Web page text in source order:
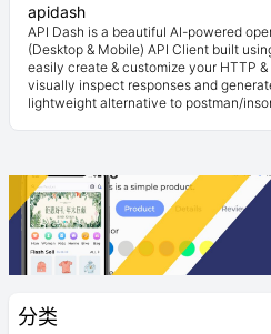
分类
apidash
API Dash is a beautiful AI-powered
(Desktop & Mobile) API Client built
easily create & customize your HTTP
visually inspect responses and
lightweight alternative to postman/